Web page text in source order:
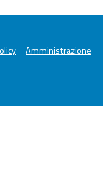
Amministrazione